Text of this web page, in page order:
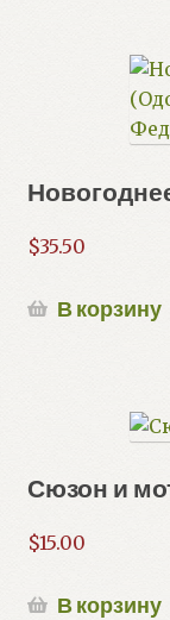
$35.50
В корзину
Сюзон и
$15.00
В корзину